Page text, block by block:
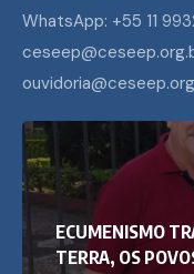
WhatsApp: +55 11
ECUMENISMO
TERRA, OS